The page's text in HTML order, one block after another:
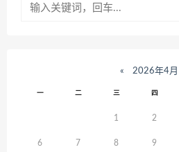
« 2026年4月
一 二 三 四
1 2
6 7 8 9